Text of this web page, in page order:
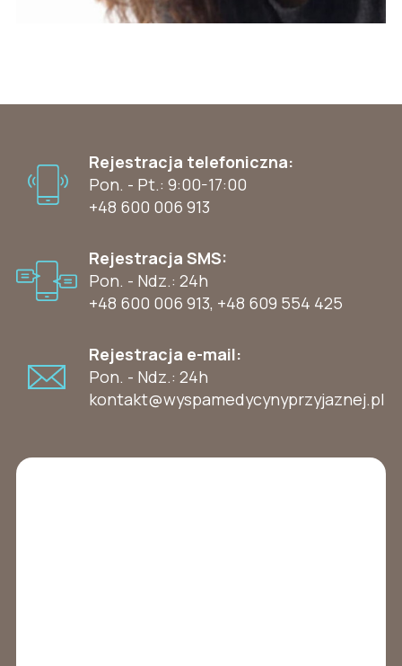
Rejestracja telefoniczna:
Pon. - Pt.: 9:00-17:00
+48 600 006 913
Rejestracja SMS:
Pon. - Ndz.: 24h
+48 600 006 913, +48 609 554 425
Rejestracja e-mail:
Pon. - Ndz.: 24h
kontakt@wyspamedycynyprzyjaznej.pl